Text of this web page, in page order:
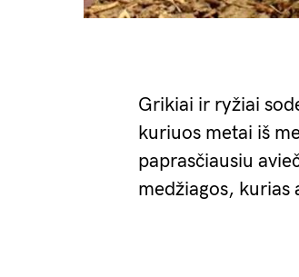
Grikiai ir ryžiai
kuriuos metai iš
paprasčiausiu
medžiagos,